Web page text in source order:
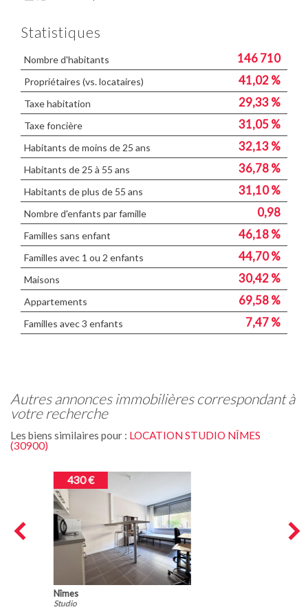
Presse et Tabac
Statistiques
Nombre d'habitants 146 710
Propriétaires (vs. locataires) 41,02 %
Taxe habitation 29,33 %
Taxe foncière 31,05 %
Habitants de moins de 25 ans 32,13 %
Habitants de 25 à 55 ans 36,78 %
Habitants de plus de 55 ans 31,10 %
Nombre d'enfants par famille 0,98
Familles sans enfant 46,18 %
Familles avec 1 ou 2 enfants 44,70 %
Maisons 30,42 %
Appartements 69,58 %
Familles avec 3 enfants 7,47 %
autres annonces immobilières correspondant à
votre recherche
Les biens similaires pour : LOCATION STUDIO NÎMES
(30900)
394 €